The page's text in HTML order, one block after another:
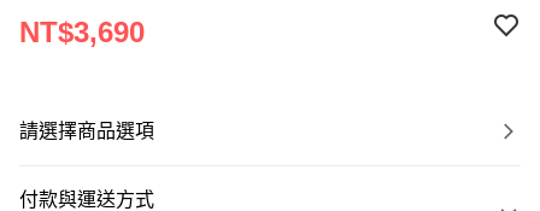
NT$3,690
請選擇商品選項
付款與運送方式